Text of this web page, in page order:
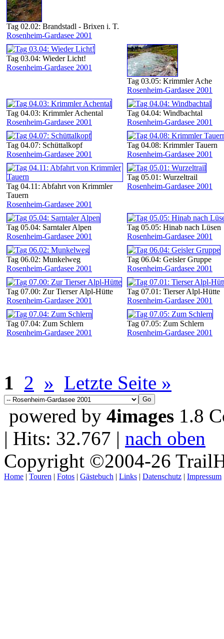
Tag 02.02: Brandstadl - Brixen i. T.
Rosenheim-Gardasee 2001
Tag 03.04: Wieder Licht!
Rosenheim-Gardasee 2001
Tag 03.05: Krimmler Ache
Rosenheim-Gardasee 2001
Tag 04.03: Krimmler Achental
Rosenheim-Gardasee 2001
Tag 04.04: Windbachtal
Rosenheim-Gardasee 2001
Tag 04.07: Schüttalkopf
Rosenheim-Gardasee 2001
Tag 04.08: Krimmler Tauern
Rosenheim-Gardasee 2001
Tag 04.11: Abfahrt von Krimmler
Tauern
Rosenheim-Gardasee 2001
Tag 05.01: Wurzeltrail
Rosenheim-Gardasee 2001
Tag 05.04: Sarntaler Alpen
Rosenheim-Gardasee 2001
Tag 05.05: Hinab nach Lüsen
Rosenheim-Gardasee 2001
Tag 06.02: Munkelweg
Rosenheim-Gardasee 2001
Tag 06.04: Geisler Gruppe
Rosenheim-Gardasee 2001
Tag 07.00: Zur Tierser Alpl-Hütte
Rosenheim-Gardasee 2001
Tag 07.01: Tierser Alpl-Hütte
Rosenheim-Gardasee 2001
Tag 07.04: Zum Schlern
Rosenheim-Gardasee 2001
Tag 07.05: Zum Schlern
Rosenheim-Gardasee 2001
1 2 » Letzte Seite »
powered by 4images 1.8
| Hits: 32.767 | nach oben
Copyright ©2004-26
Home | Touren | Fotos | Gästebuch | Links | Datenschutz | Impressum